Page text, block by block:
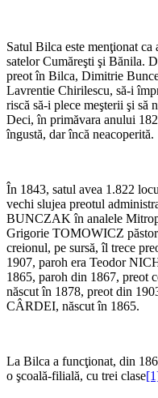
Satul Bilca este menţionat
satelor Cumăreşti şi Bănila.
preot în Bilca, Dimitrie
Lavrentie Chirilescu, să-i
riscă să-i plece meşterii şi să
Deci, în primăvara anului
îngustă, dar încă neacoperită.
În 1843, satul avea 1.822
vechi slujea preotul
BUNCZAK în analele
Grigorie TOMOWICZ
creionul, pe sursă, îl trece
1907, paroh era Teodor
1865, paroh din 1867, preot
născut în 1878, preot din
CÂRDEI, născut în 1865.
La Bilca a funcţionat, din
o şcoală-filială, cu trei clase